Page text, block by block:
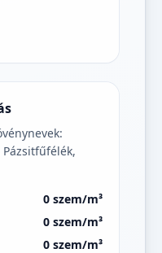
Pázsitfűfélék,
0 szem/m³
0 szem/m³
0 szem/m³